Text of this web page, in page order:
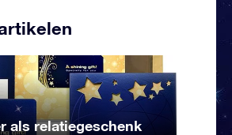
als relatiegeschenk